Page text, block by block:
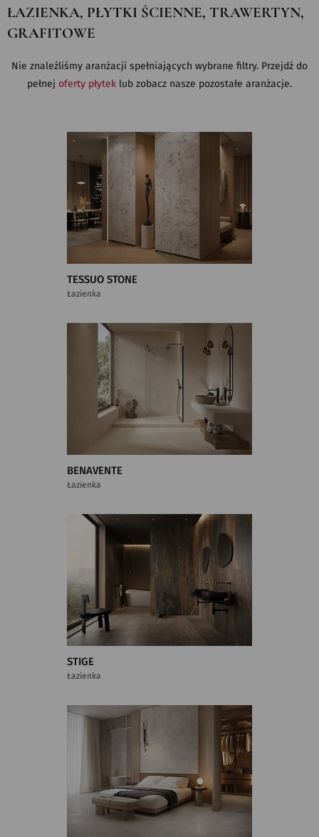
ŁAZIENKA, PŁYTKI ŚCIENNE, TRAWERTYN,
GRAFITOWE
Nie znaleźliśmy aranżacji spełniających wybrane filtry. Przejdź do
pełnej oferty płytek lub zobacz nasze pozostałe aranżacje.
TESSUO STONE
Łazienka
BENAVENTE
Łazienka
STIGE
Łazienka